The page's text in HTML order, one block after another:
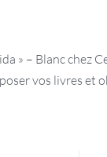
» – Blanc chez
vos livres et